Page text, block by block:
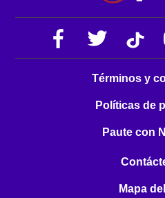
Términos y
Políticas de
Paute con
Mapa